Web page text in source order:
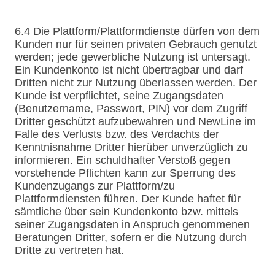
6.4 Die Plattform/Plattformdienste dürfen von dem
Kunden nur für seinen privaten Gebrauch genutzt
werden; jede gewerbliche Nutzung ist untersagt.
Ein Kundenkonto ist nicht übertragbar und darf
Dritten nicht zur Nutzung überlassen werden. Der
Kunde ist verpflichtet, seine Zugangsdaten
(Benutzername, Passwort, PIN) vor dem Zugriff
Dritter geschützt aufzubewahren und NewLine im
Falle des Verlusts bzw. des Verdachts der
Kenntnisnahme Dritter hierüber unverzüglich zu
informieren. Ein schuldhafter Verstoß gegen
vorstehende Pflichten kann zur Sperrung des
Kundenzugangs zur Plattform/zu
Plattformdiensten führen. Der Kunde haftet für
sämtliche über sein Kundenkonto bzw. mittels
seiner Zugangsdaten in Anspruch genommenen
Beratungen Dritter, sofern er die Nutzung durch
Dritte zu vertreten hat.